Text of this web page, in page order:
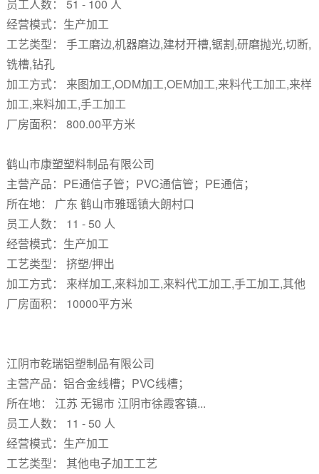
员工人数： 51 - 100 人
经营模式：生产加工
工艺类型： 手工磨边,机器磨边,建材开槽,锯割,研磨抛光,切断,
铣槽,钻孔
加工方式： 来图加工,ODM加工,OEM加工,来料代工加工,来样
加工,来料加工,手工加工
厂房面积： 800.00平方米
鹤山市康塑塑料制品有限公司
主营产品：PE通信子管；PVC通信管；PE通信；
所在地： 广东 鹤山市雅瑶镇大朗村口
员工人数： 11 - 50 人
经营模式：生产加工
工艺类型： 挤塑/押出
加工方式： 来样加工,来料加工,来料代工加工,手工加工,其他
厂房面积： 10000平方米
江阴市乾瑞铝塑制品有限公司
主营产品：铝合金线槽；PVC线槽；
所在地： 江苏 无锡市 江阴市徐霞客镇...
员工人数： 11 - 50 人
经营模式：生产加工
工艺类型： 其他电子加工工艺